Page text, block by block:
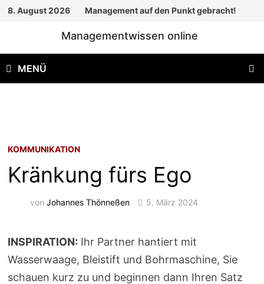
Zum
8. August 2026 Management auf den Punkt gebracht!
Managementwissen online
MENÜ
KOMMUNIKATION
Kränkung fürs Ego
vonJohannes Thönneßen 5. März 2024
INSPIRATION: Ihr Partner hantiert mit
Wasserwaage, Bleistift und Bohrmaschine, Sie
schauen kurz zu und beginnen dann Ihren Satz